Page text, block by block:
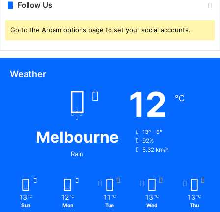
Follow Us
Go to the Arqam options page to set your social accounts.
Weather
Melbourne
Rain
12 ℃
13º - 8º
92%
5.32 km/h
13 ℃
Sun
12 ℃
Mon
11 ℃
Tue
13 ℃
Wed
13 ℃
Thu